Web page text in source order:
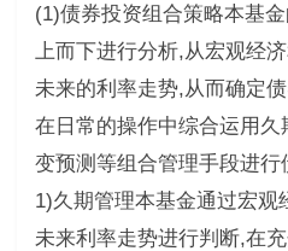
(1)债券投资组合策略本基
上而下进行分析,从宏观经
未来的利率走势,从而确定
在日常的操作中综合运用
变预测等组合管理手段进行
1)久期管理本基金通过宏观
未来利率走势进行判断,在